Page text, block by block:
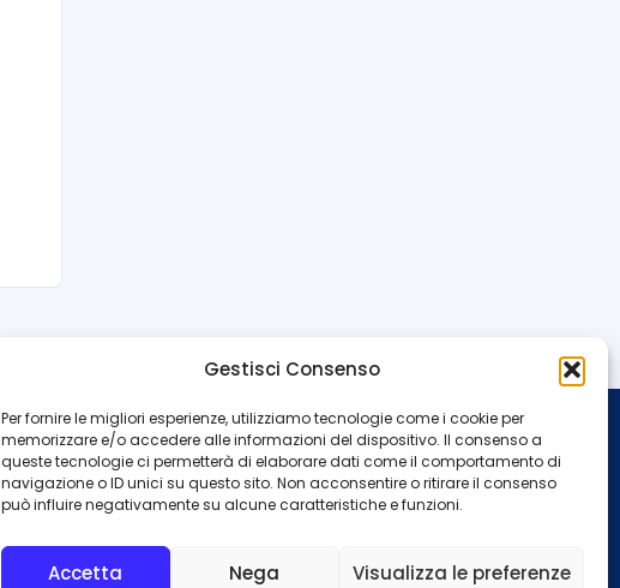
Gestisci Consenso
Per fornire le migliori esperienze, utilizziamo tecnologie come i cookie per
memorizzare e/o accedere alle informazioni del dispositivo. Il consenso a
queste tecnologie ci permetterà di elaborare dati come il comportamento di
navigazione o ID unici su questo sito. Non acconsentire o ritirare il consenso
può influire negativamente su alcune caratteristiche e funzioni.
Accetta Nega Visualizza le preferenze
INFO
Redazione
Contattaci